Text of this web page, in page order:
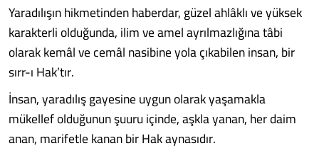
Yaradılışın hikmetinden haberdar, güzel ahlâklı ve yüksek
karakterli olduğunda, ilim ve amel ayrılmazlığına tâbi
olarak kemâl ve cemâl nasibine yola çıkabilen insan, bir
sırr-ı Hak’tır.
İnsan, yaradılış gayesine uygun olarak yaşamakla
mükellef olduğunun şuuru içinde, aşkla yanan, her daim
anan, marifetle kanan bir Hak aynasıdır.